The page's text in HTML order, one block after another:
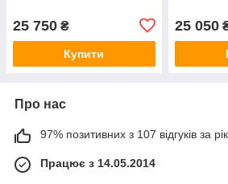
25 750 ₴
Купити
25 050
Про нас
97% позитивних з 107 відгуків за рік
Працює з 14.05.2014